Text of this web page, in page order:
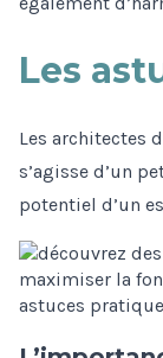
Les
Les architectes
s’agisse d’un
potentiel d’un